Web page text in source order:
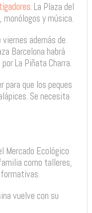
. La Plaza del
y música.
además de
Barcelona habrá
La Piñata Charra.
para que los peques
Se necesita
Mercado Ecológico
como talleres,
vuelve con su